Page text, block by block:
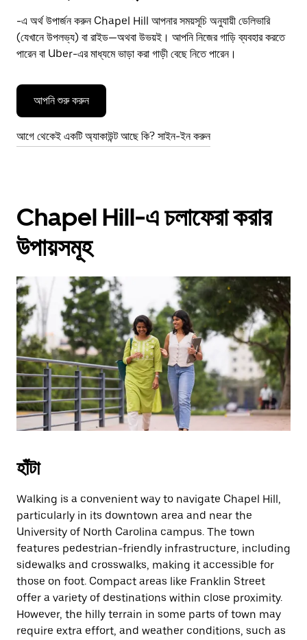
-এ অর্থ উপার্জন করুন Chapel Hill আপনার সময়সূচি অনুযায়ী ডেলিভারি
(যেখানে উপলভ্য) বা রাইড—অথবা উভয়ই। আপনি নিজের গাড়ি ব্যবহার করতে
পারেন বা Uber-এর মাধ্যমে ভাড়া করা গাড়ী বেছে নিতে পারেন।
আপনি শুরু করুন
আগে থেকেই একটি অ্যাকাউন্ট আছে কি? সাইন-ইন করুন
Chapel Hill-এ চলাফেরা করার
উপায়সমূহ
হাঁটা
Walking is a convenient way to navigate Chapel Hill,
particularly in its downtown area and near the
University of North Carolina campus. The town
features pedestrian-friendly infrastructure, including
sidewalks and crosswalks, making it accessible for
those on foot. Compact areas like Franklin Street
offer a variety of destinations within close proximity.
However, the hilly terrain in some parts of town may
require extra effort, and weather conditions, such as